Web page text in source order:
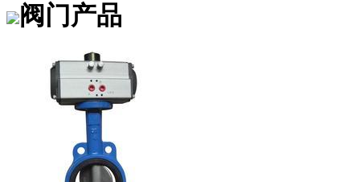
阀门产品